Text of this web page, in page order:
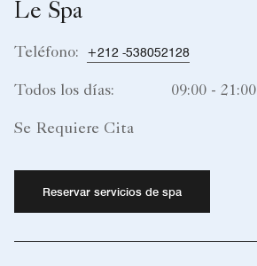
Le Spa
Teléfono: +212 -538052128
Todos los días: 09:00 - 21:00
Se Requiere Cita
Reservar servicios de spa